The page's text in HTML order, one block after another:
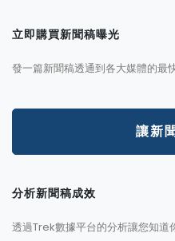
立即購買新聞稿曝光
發一篇新聞稿透通到各大媒體的最
讓新
分析新聞稿成效
透過Trek數據平台的分析讓您知道